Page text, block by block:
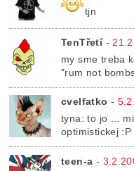
tjn
TenTřetí-
my sme treba
"rum not
cvelfatko -
tyna: to jo ...
optimistickej :P
teen-a -